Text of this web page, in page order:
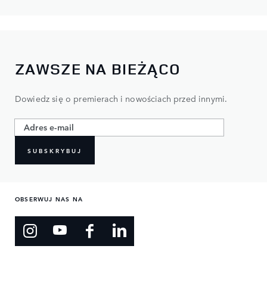
ZAWSZE NA BIEŻĄCO
Dowiedz się o premierach i nowościach przed innymi.​
SUBSKRYBUJ
OBSERWUJ NAS NA